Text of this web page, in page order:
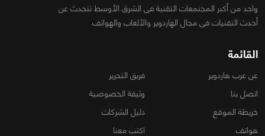
واحد من أكبر المجتمعات التقنية فى الشرق الأوسط تتحدث عن
أحدث التقنيات فى مجال الهاردوير والألعاب والهواتف
القائمة
عن عرب هاردوير
فريق التحرير
اتصل بنا
وثيقة الخصوصية
خريطة الموقع
دليل الشركات
هواتف
اكتب معنا